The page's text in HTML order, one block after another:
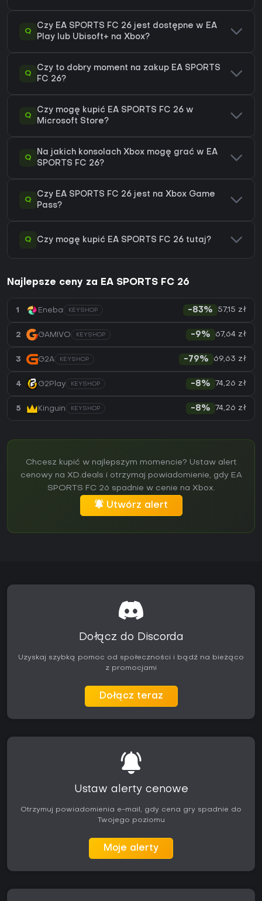
Q
Czy EA SPORTS FC 26 jest dostępne w EA
Play lub Ubisoft+ na Xbox?
Q
Czy to dobry moment na zakup EA SPORTS
FC 26?
Q
Czy mogę kupić EA SPORTS FC 26 w
Microsoft Store?
Q
Na jakich konsolach Xbox mogę grać w EA
SPORTS FC 26?
Q
Czy EA SPORTS FC 26 jest na Xbox Game
Pass?
Q Czy mogę kupić EA SPORTS FC 26 tutaj?
Najlepsze ceny za EA SPORTS FC 26
1 Eneba KEYSHOP -83% 57,15 zł
2 GAMIVO KEYSHOP -9% 67,64 zł
3 G2A KEYSHOP -79% 69,63 zł
4 G2Play KEYSHOP -8% 74,26 zł
5 Kinguin KEYSHOP -8% 74,26 zł
Chcesz kupić w najlepszym momencie? Ustaw alert
cenowy na XD.deals i otrzymaj powiadomienie, gdy EA
SPORTS FC 26 spadnie w cenie na Xbox.
Utwórz alert
Dołącz do Discorda
Uzyskaj szybką pomoc od społeczności i bądź na bieżąco
z promocjami
Dołącz teraz
Ustaw alerty cenowe
Otrzymuj powiadomienia e-mail, gdy cena gry spadnie do
Twojego poziomu
Moje alerty